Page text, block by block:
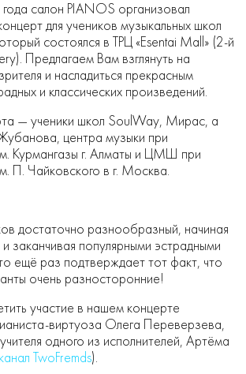
салон PIANOS организовал
для учеников музыкальных школ
состоялся в ТРЦ «Esentai Mall» (2-й
Предлагаем Вам взглянуть на
и насладиться прекрасным
и классических произведений.
— ученики школ SoulWay, Мирас, а
центра музыки при
Курмангазы г. Алматы и ЦМШ при
П. Чайковского в г. Москва.
достаточно разнообразный, начиная
заканчивая популярными эстрадными
ещё раз подтверждает тот факт, что
очень разносторонние!
участие в нашем концерте
виртуоза Олега Переверзева,
одного из исполнителей, Артёма
TwoFremds).